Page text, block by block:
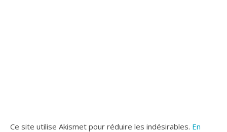
Ce site utilise Akismet pour réduire les indésirables. En